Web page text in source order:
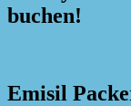
buchen!
Emisil